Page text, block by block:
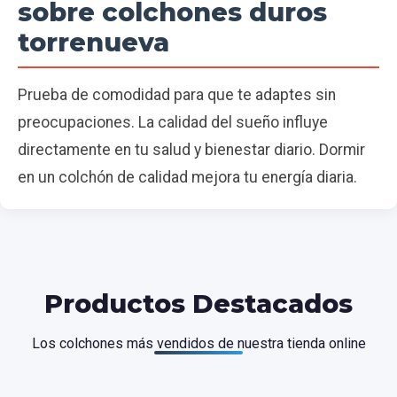
sobre colchones duros
torrenueva
Prueba de comodidad para que te adaptes sin
preocupaciones. La calidad del sueño influye
directamente en tu salud y bienestar diario. Dormir
en un colchón de calidad mejora tu energía diaria.
Productos Destacados
Los colchones más vendidos de nuestra tienda online